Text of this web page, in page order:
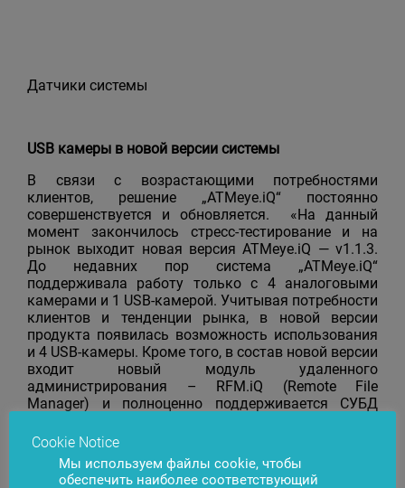
Датчики системы
USB камеры в новой версии системы
В связи с возрастающими потребностями
клиентов, решение „ATMeye.iQ“ постоянно
совершенствуется и обновляется. «На данный
момент закончилось стресс-тестирование и на
рынок выходит новая версия ATMeye.iQ — v1.1.3.
До недавних пор система „ATMeye.iQ“
поддерживала работу только с 4 аналоговыми
камерами и 1 USB-камерой. Учитывая потребности
клиентов и тенденции рынка, в новой версии
продукта появилась возможность использования
и 4 USB-камеры. Кроме того, в состав новой версии
входит новый модуль удаленного
администрирования – RFM.iQ (Remote File
Manager) и полноценно поддерживается СУБД
позволят упростить логистику, оптимизировать
монтажные работы и уменьшить расходы
клиентов на приобретение оборудования и
Cookie Notice
Мы используем файлы cookie, чтобы
обеспечить наиболее соответствующий